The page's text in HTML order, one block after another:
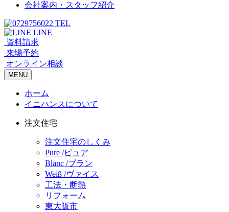
会社案内・スタッフ紹介
TEL
LINE
資料請求
来場予約
オンライン相談
MENU
ホーム
イニハンスについて
注文住宅
注文住宅のしくみ
Pure /ピュア
Blanc /ブラン
Weiß /ヴァイス
工法・断熱
リフォーム
東大阪市